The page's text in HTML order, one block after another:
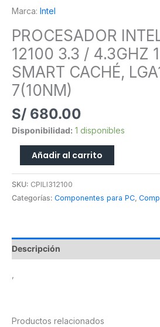
Marca: Intel
PROCESADOR
12100 3.3 / 4.3GHZ
SMART CACHÉ,
7(10NM)
S/ 680.00
Disponibilidad: 1 disponibles
4.3GHZ
INTEL
SMART
CACHÉ,
LGA1700,
INTEL
7(10NM)
cantidad
Añadir al carrito
SKU: CPILI312100
Categorías: Componentes para PC,
Descripción
Productos relacionados